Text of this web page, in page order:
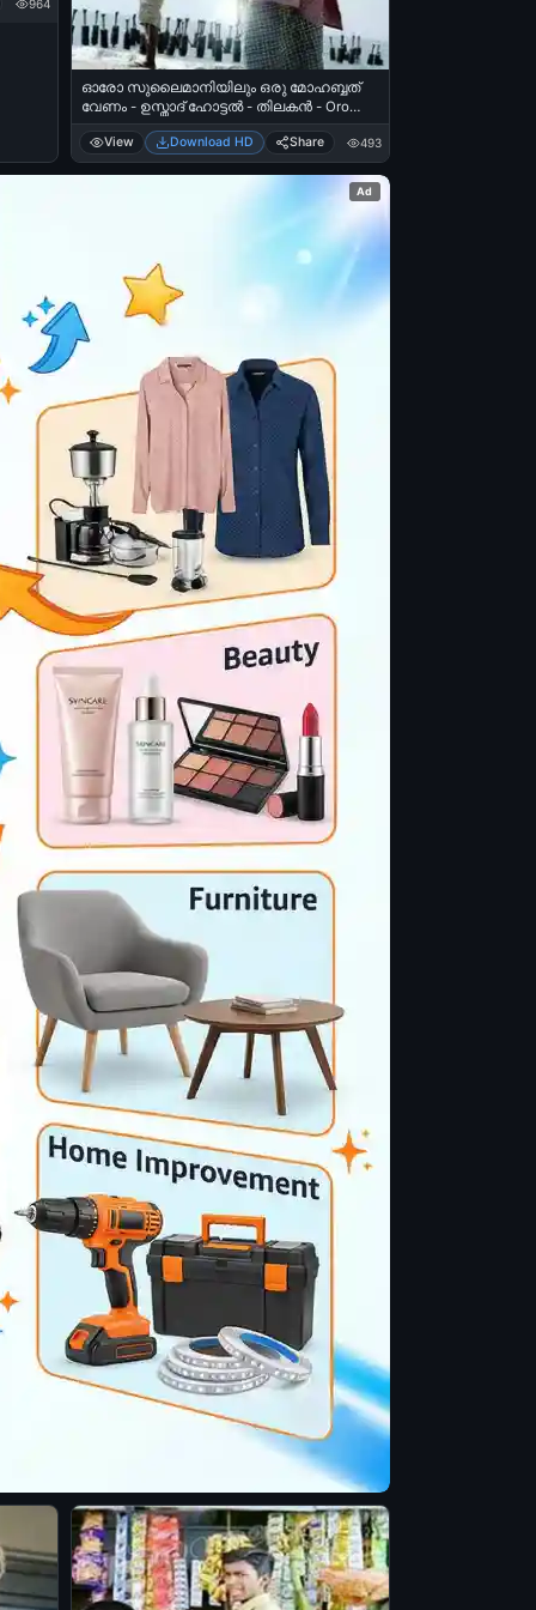
964
ഓരോ സുലൈമാനിയിലും ഒരു മോഹബ്ബത്
വേണം - ഉസ്താദ് ഹോട്ടല്‍ - തിലകന്‍ - Oro
Sulaimaniyium Oro Mohabbath Venam - Ustad
Hotel - Thilakan
View Download HD Share 493
Ad